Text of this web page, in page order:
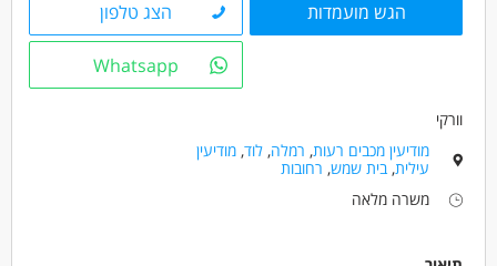
הגש מועמדות הצג טלפון
Whatsapp
וורקי
מודיעין מכבים רעות, רמלה,לוד,מודיעין
עילית,בית שמש, רחובות
משרה מלאה